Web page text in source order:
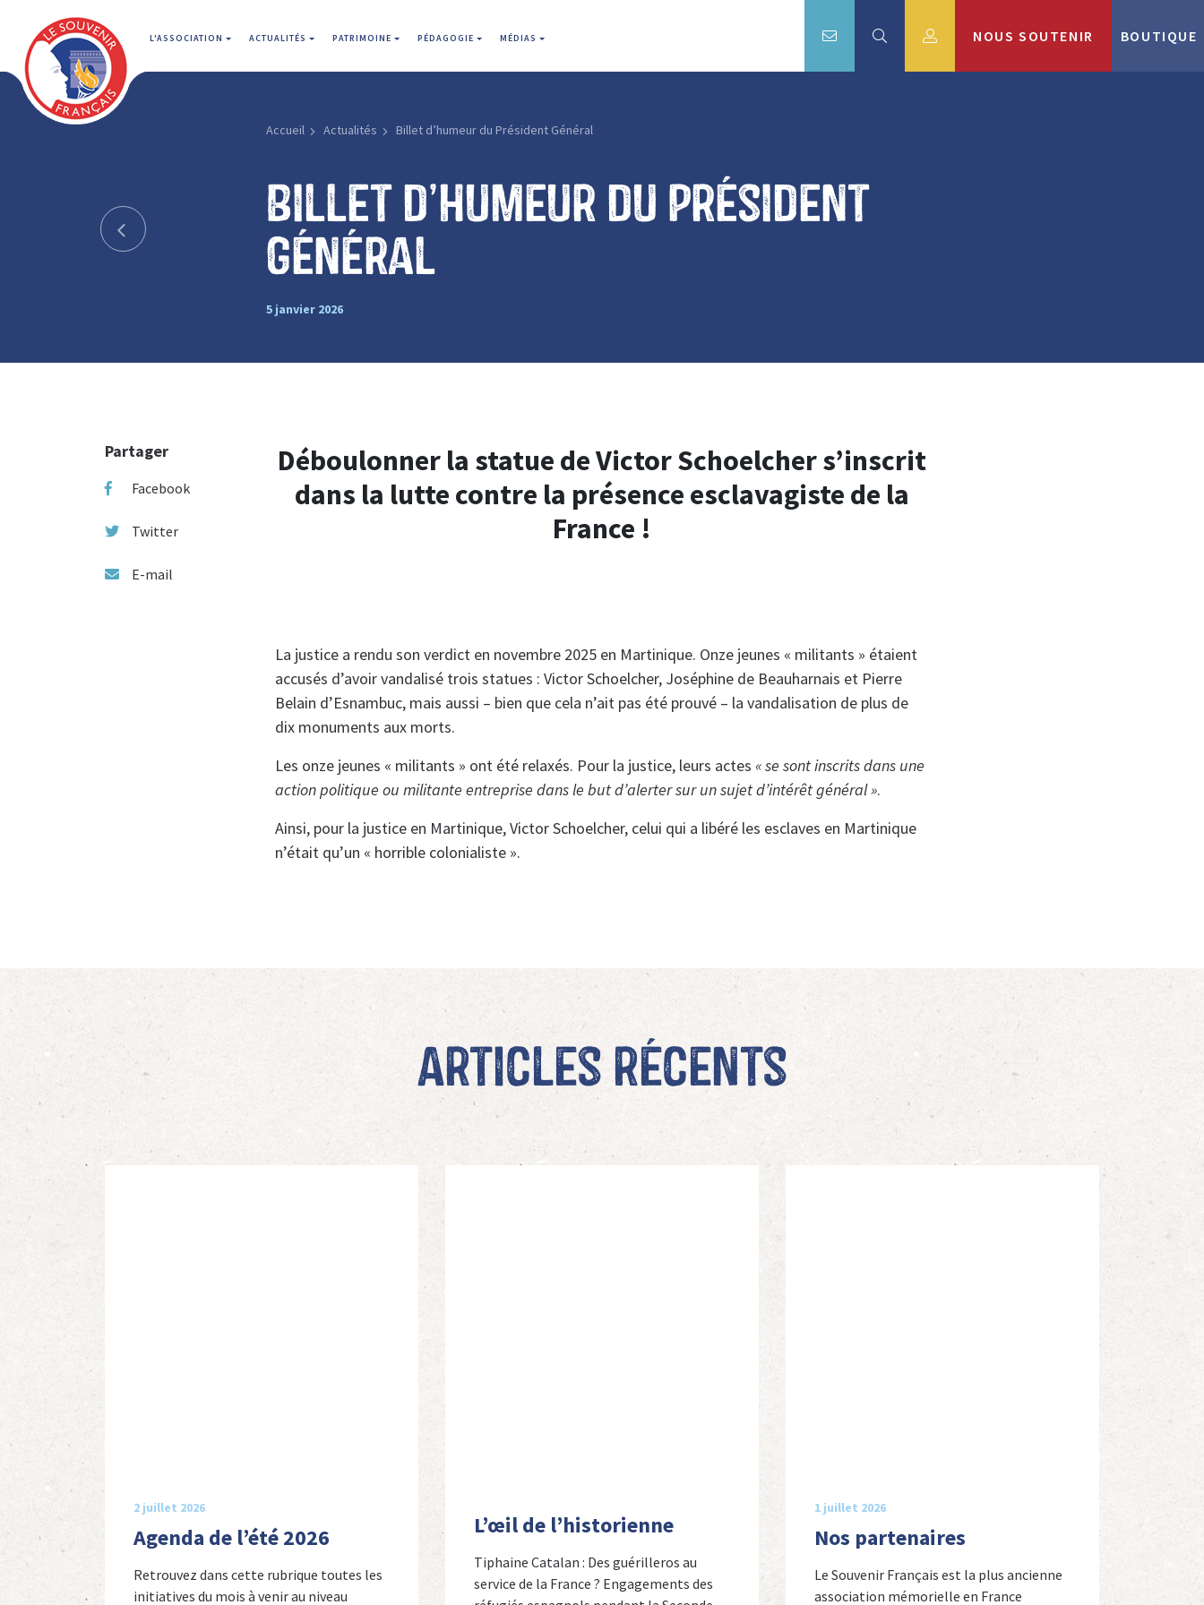
L'ASSOCIATION ACTUALITÉS PATRIMOINE PÉDAGOGIE MÉDIAS NOUS SOUTENIR BOUTIQUE
Accueil Actualités Billet d’humeur du Président Général
Billet d’humeur du Président
Général
5 janvier 2026
Partager
Facebook
Twitter
E-mail
Déboulonner la statue de Victor Schoelcher s’inscrit
dans la lutte contre la présence esclavagiste de la
France !
La justice a rendu son verdict en novembre 2025 en Martinique. Onze jeunes « militants » étaient
accusés d’avoir vandalisé trois statues : Victor Schoelcher, Joséphine de Beauharnais et Pierre
Belain d’Esnambuc, mais aussi – bien que cela n’ait pas été prouvé – la vandalisation de plus de
dix monuments aux morts.
Les onze jeunes « militants » ont été relaxés. Pour la justice, leurs actes « se sont inscrits dans une
action politique ou militante entreprise dans le but d’alerter sur un sujet d’intérêt général ».
Ainsi, pour la justice en Martinique, Victor Schoelcher, celui qui a libéré les esclaves en Martinique
n’était qu’un « horrible colonialiste ».
Articles récents
2 juillet 2026
Agenda de l’été 2026
Retrouvez dans cette rubrique toutes les
initiatives du mois à venir au niveau
L’œil de l’historienne
Tiphaine Catalan : Des guérilleros au
service de la France ? Engagements des
1 juillet 2026
Nos partenaires
Le Souvenir Français est la plus ancienne
association mémorielle en France